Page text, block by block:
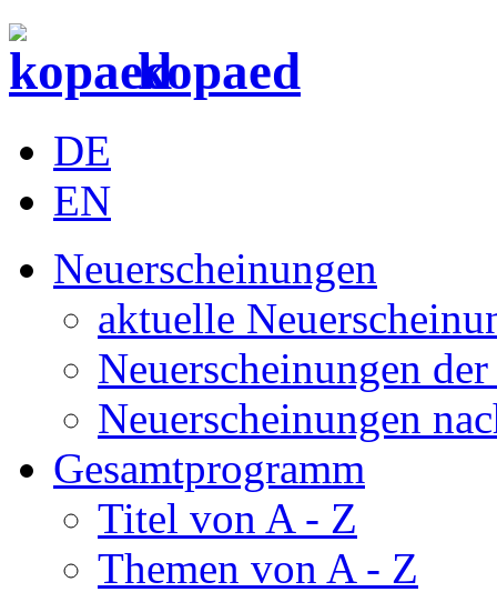
kopaed
DE
EN
Neuerscheinungen
aktuelle
Neuerscheinungen
Neuerscheinungen
Gesamtprogramm
Titel von A - Z
Themen von A - Z